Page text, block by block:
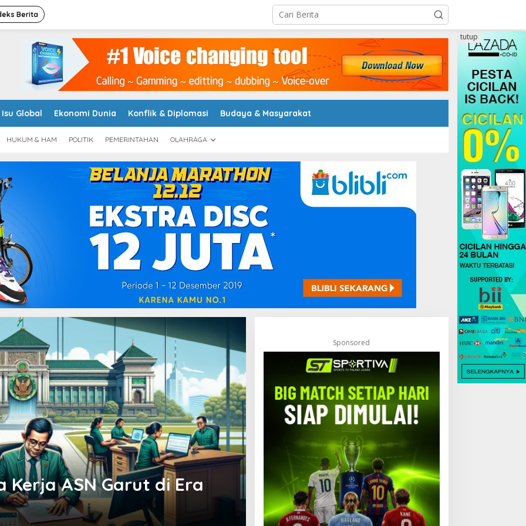
Berita
Isu Global Ekonomi Dunia Konflik & Diplomasi Budaya & Masyarakat
HUKUM & HAM POLITIK PEMERINTAHAN OLAHRAGA
tutup
ASN Garut di Era
Sponsored